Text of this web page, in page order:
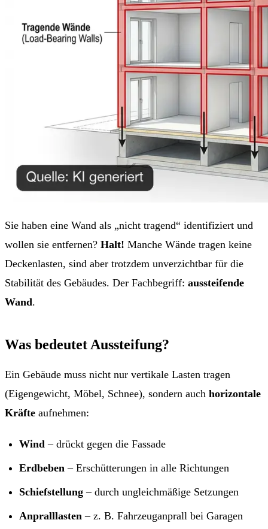
Sie haben eine Wand als „nicht tragend“ identifiziert und
wollen sie entfernen? Halt! Manche Wände tragen keine
Deckenlasten, sind aber trotzdem unverzichtbar für die
Stabilität des Gebäudes. Der Fachbegriff: aussteifende
Wand.
Was bedeutet Aussteifung?
Ein Gebäude muss nicht nur vertikale Lasten tragen
(Eigengewicht, Möbel, Schnee), sondern auch horizontale
Kräfte aufnehmen:
Wind – drückt gegen die Fassade
Erdbeben – Erschütterungen in alle Richtungen
Schiefstellung – durch ungleichmäßige Setzungen
Anpralllasten – z. B. Fahrzeuganprall bei Garagen